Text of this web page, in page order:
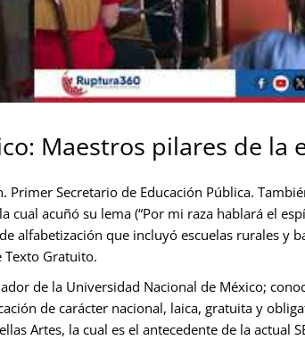
Maestros pilares de la
Primer Secretario de Educación Pública.
cual acuñó su lema (“Por mi raza hablará el
alfabetización que incluyó escuelas rurales y
Texto Gratuito.
de la Universidad Nacional de México;
de carácter nacional, laica, gratuita y
Artes, la cual es el antecedente de la actual